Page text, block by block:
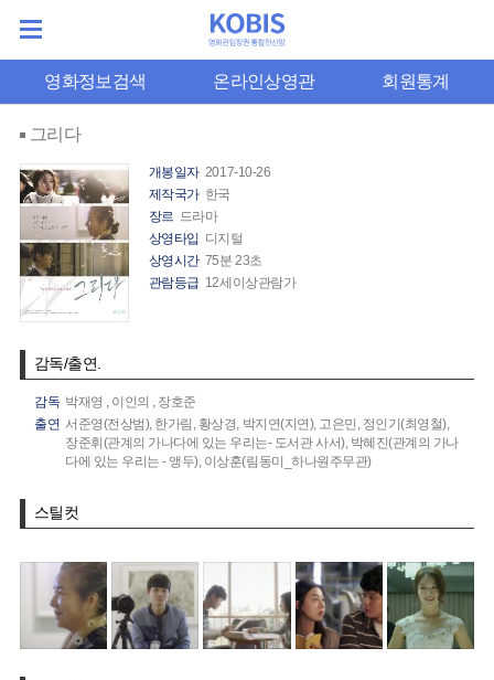
영화정보검색 온라인상영관 회원통계
그리다
개봉일자 2017-10-26
제작국가 한국
장르 드라마
상영타입 디지털
상영시간 75분 23초
관람등급 12세이상관람가
감독/출연.
감독 박재영 , 이인의 , 장호준
출연 서준영(전상범), 한가림, 황상경, 박지연(지연), 고은민, 정인기(최영철),
장준휘(관계의 가나다에 있는 우리는- 도서관 사서), 박혜진(관계의 가나
다에 있는 우리는 - 앵두), 이상훈(림동미_하나원주무관)
스틸컷